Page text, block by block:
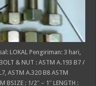
LOKAL Pengiriman: 3 hari,
& NUT : ASTM A.193 B7 /
ASTM A.320 B8 ASTM
BSIZE : 1/2″ – 1″ LENGTH :